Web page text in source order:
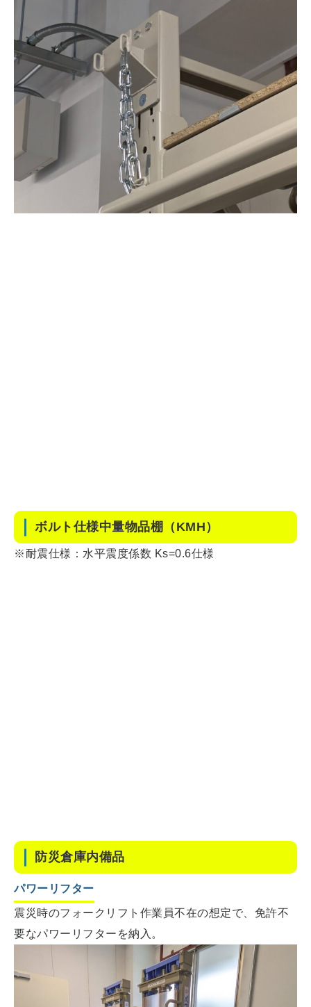
ボルト仕様中量物品棚（KMH）
※耐震仕様：水平震度係数 Ks=0.6仕様
防災倉庫内備品
パワーリフター
震災時のフォークリフト作業員不在の想定で、免許不
要なパワーリフターを納入。